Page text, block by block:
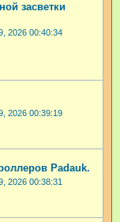
засветки
2026 00:40:34
2026 00:39:19
Padauk.
2026 00:38:31